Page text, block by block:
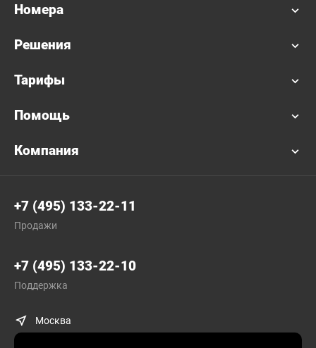
Номера
Решения
Тарифы
Помощь
Компания
+7 (495) 133-22-11
Продажи
+7 (495) 133-22-10
Поддержка
Москва